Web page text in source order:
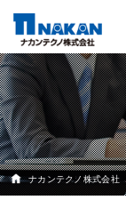
ナカンテクノ株式会社